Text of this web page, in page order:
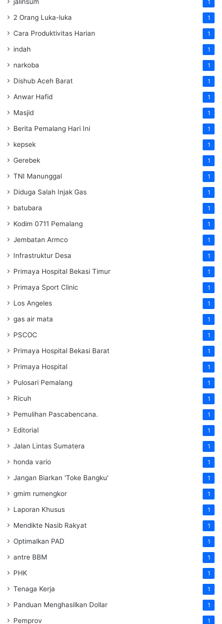
1
2 Orang Luka-luka 1
Cara Produktivitas Harian 1
indah 1
narkoba 1
Dishub Aceh Barat 1
Anwar Hafid 1
Masjid 1
Berita Pemalang Hari Ini 1
kepsek 1
Gerebek 1
TNI Manunggal 1
Diduga Salah Injak Gas 1
batubara 1
Kodim 0711 Pemalang 1
Jembatan Armco 1
Infrastruktur Desa 1
Primaya Hospital Bekasi Timur 1
Primaya Sport Clinic 1
Los Angeles 1
gas air mata 1
PSCOC 1
Primaya Hospital Bekasi Barat 1
Primaya Hospital 1
Pulosari Pemalang 1
Ricuh 1
Pemulihan Pascabencana. 1
Editorial 1
Jalan Lintas Sumatera 1
honda vario 1
Jangan Biarkan 'Toke Bangku' 1
gmim rumengkor 1
Laporan Khusus 1
Mendikte Nasib Rakyat 1
Optimalkan PAD 1
antre BBM 1
PHK 1
Tenaga Kerja 1
Panduan Menghasilkan Dollar 1
Pemprov 1